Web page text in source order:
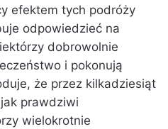
efektem tych podróży
odpowiedzieć na
dobrowolnie
i pokonują
że przez kilkadziesiąt
prawdziwi
wielokrotnie